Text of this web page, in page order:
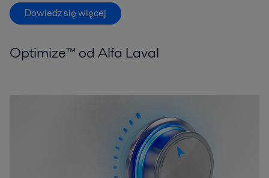
Dowiedz się więcej
Optimize™ od Alfa Laval